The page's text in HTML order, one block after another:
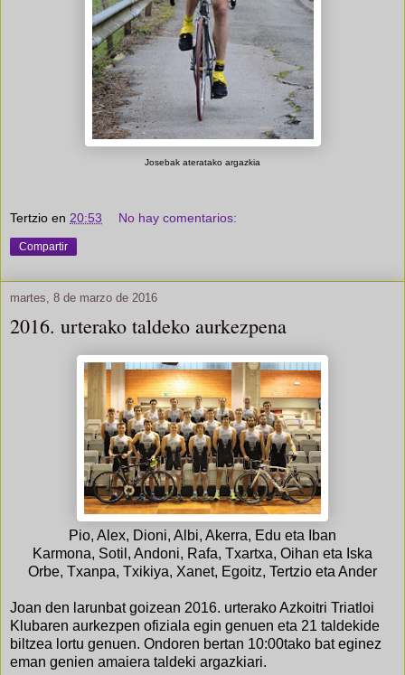
Josebak ateratako argazkia
Tertzio en 20:53 No hay comentarios:
Compartir
martes, 8 de marzo de 2016
2016. urterako taldeko aurkezpena
Pio, Alex, Dioni, Albi, Akerra, Edu eta Iban
Karmona, Sotil, Andoni, Rafa, Txartxa, Oihan eta Iska
Orbe, Txanpa, Txikiya, Xanet, Egoitz, Tertzio eta Ander
Joan den larunbat goizean 2016. urterako Azkoitri Triatloi
Klubaren aurkezpen ofiziala egin genuen eta 21 taldekide
biltzea lortu genuen. Ondoren bertan 10:00tako bat eginez
eman genien amaiera taldeki argazkiari.